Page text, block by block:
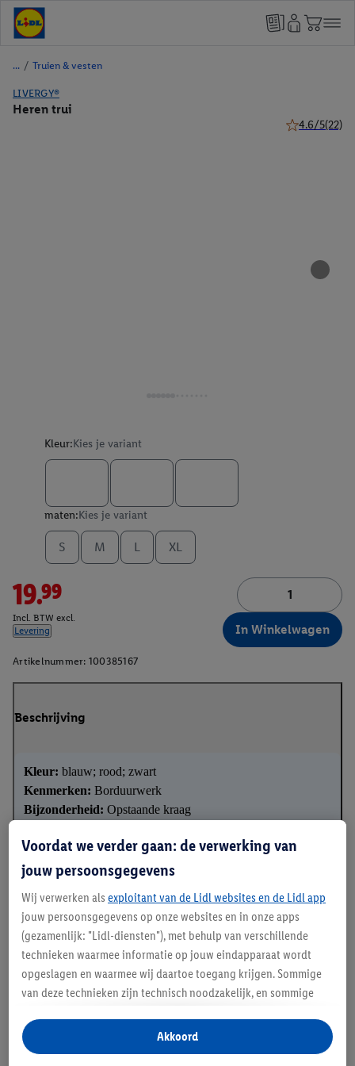
/ Truien & vesten
LIVERGY®
Heren trui
4.6/5(22)
Kleur:Kies je variant
maten:Kies je variant
S M L XL
19.99
Incl. BTW excl.
Levering
In Winkelwagen
Artikelnummer: 100385167
Beschrijving
Kleur: blauw; rood; zwart
Kenmerken: Borduurwerk
Bijzonderheid: Opstaande kraag
✓Boordjes aan mouwen en zoom
✓Bijzonder zacht en soepel dankzij viscose
Details over productveiligheid
Voordat we verder gaan: de verwerking van
jouw persoonsgegevens
Wij verwerken als exploitant van de Lidl websites en de Lidl app
jouw persoonsgegevens op onze websites en in onze apps
(gezamenlijk: "Lidl-diensten"), met behulp van verschillende
technieken waarmee informatie op jouw eindapparaat wordt
opgeslagen en waarmee wij daartoe toegang krijgen. Sommige
van deze technieken zijn technisch noodzakelijk, en sommige
opslaan van voorkeursinstellingen, het verzamelen en
analyseren van statistieken of voor het tonen van
Akkoord